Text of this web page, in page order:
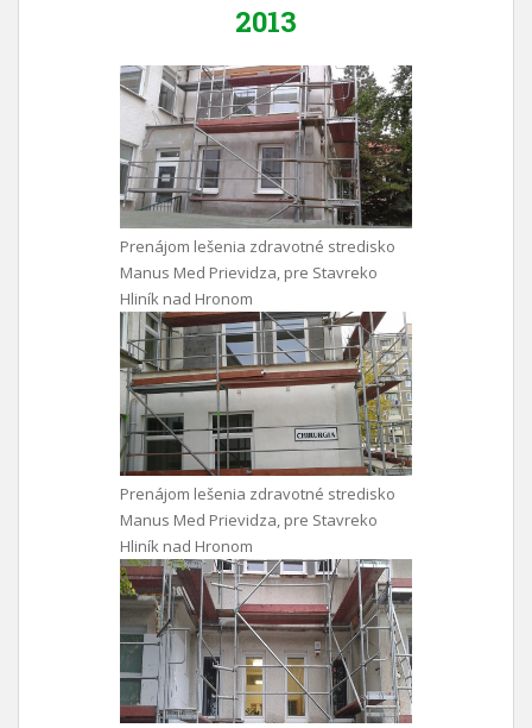
2013
Prenájom lešenia zdravotné stredisko
Manus Med Prievidza, pre Stavreko
Hliník nad Hronom
Prenájom lešenia zdravotné stredisko
Manus Med Prievidza, pre Stavreko
Hliník nad Hronom